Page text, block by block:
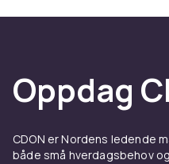
for å minimere
risikoen for skader ved
la barn klatre før
håndtak er byttet ut eller
Oppdag
CDON er Nordens ledende
både små hverdagsbehov